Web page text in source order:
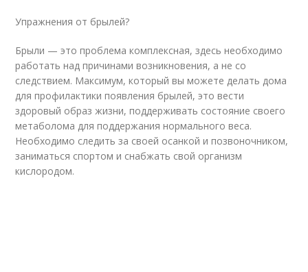
Упражнения от брылей?
Брыли — это проблема комплексная, здесь необходимо
работать над причинами возникновения, а не со
следствием. Максимум, который вы можете делать дома
для профилактики появления брылей, это вести
здоровый образ жизни, поддерживать состояние своего
метаболома для поддержания нормального веса.
Необходимо следить за своей осанкой и позвоночником,
заниматься спортом и снабжать свой организм
кислородом.